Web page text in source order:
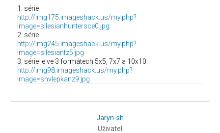
1. série
http://img175.imageshack.us/my.php?
image=silesianhuntersce0.jpg
2. série
http://img245.imageshack.us/my.php?
image=silesiantz5.jpg
3. série je ve 3 formátech 5x5, 7x7 a 10x10
http://img98.imageshack.us/my.php?
image=shvlepkanz9.jpg
Jaryn-sh
Uživatel